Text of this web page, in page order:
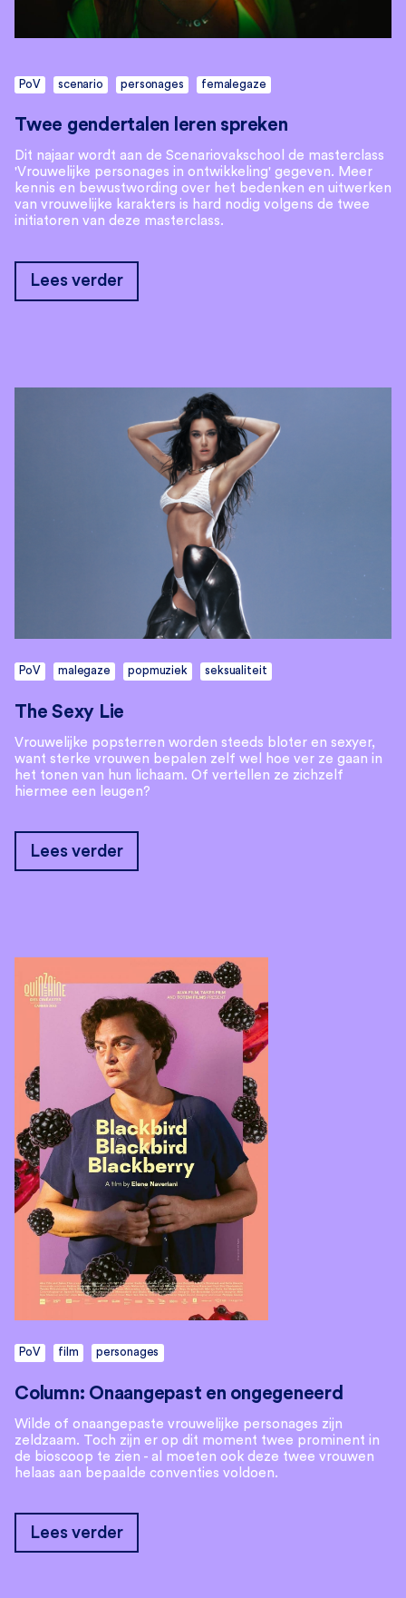
PoV scenario personages femalegaze
Twee gendertalen leren spreken
Dit najaar wordt aan de Scenariovakschool de masterclass
'Vrouwelijke personages in ontwikkeling' gegeven. Meer
kennis en bewustwording over het bedenken en uitwerken
van vrouwelijke karakters is hard nodig volgens de twee
initiatoren van deze masterclass.
Lees verder
PoV malegaze popmuziek seksualiteit
The Sexy Lie
Vrouwelijke popsterren worden steeds bloter en sexyer,
want sterke vrouwen bepalen zelf wel hoe ver ze gaan in
het tonen van hun lichaam. Of vertellen ze zichzelf
hiermee een leugen?
Lees verder
PoV film personages
Column: Onaangepast en ongegeneerd
Wilde of onaangepaste vrouwelijke personages zijn
zeldzaam. Toch zijn er op dit moment twee prominent in
de bioscoop te zien - al moeten ook deze twee vrouwen
helaas aan bepaalde conventies voldoen.
Lees verder